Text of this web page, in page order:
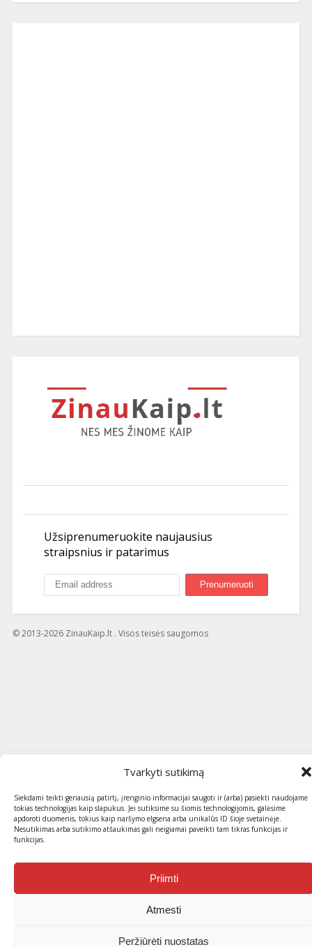
Tvarkyti sutikimą
Siekdami teikti geriausią patirtį, įrenginio informacijai saugoti ir (arba) pasiekti naudojame
tokias technologijas kaip slapukus. Jei sutiksime su šiomis technologijomis, galėsime
apdoroti duomenis, tokius kaip naršymo elgsena arba unikalūs ID šioje svetainėje.
Nesutikimas arba sutikimo atšaukimas gali neigiamai paveikti tam tikras funkcijas ir
funkcijas.
Priimti
Atmesti
Peržiūrėti nuostatas
Užsiprenumeruokite naujausius
straipsnius ir patarimus
© 2013-2026 ZinauKaip.lt . Visos teisės saugomos